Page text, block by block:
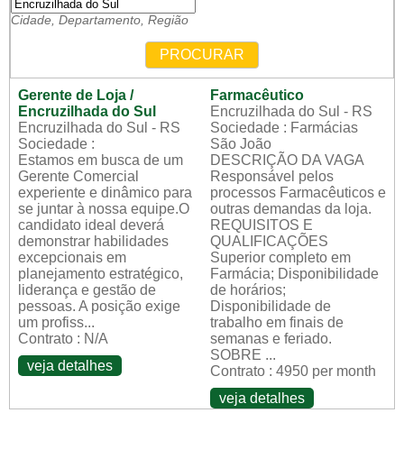
Cidade, Departamento, Região
PROCURAR
Gerente de Loja /
Encruzilhada do Sul
Encruzilhada do Sul - RS
Sociedade :
Estamos em busca de um
Gerente Comercial
experiente e dinâmico para
se juntar à nossa equipe.O
candidato ideal deverá
demonstrar habilidades
excepcionais em
planejamento estratégico,
liderança e gestão de
pessoas. A posição exige
um profiss...
Contrato : N/A
veja detalhes
Farmacêutico
Encruzilhada do Sul - RS
Sociedade : Farmácias
São João
DESCRIÇÃO DA VAGA
Responsável pelos
processos Farmacêuticos e
outras demandas da loja.
REQUISITOS E
QUALIFICAÇÕES
Superior completo em
Farmácia; Disponibilidade
de horários;
Disponibilidade de
trabalho em finais de
semanas e feriado.
SOBRE ...
Contrato : 4950 per month
veja detalhes